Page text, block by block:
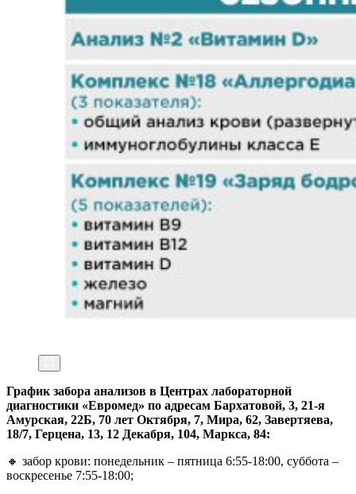
График забора анализов в Центрах лабораторной
диагностики «Евромед» по адресам Бархатовой, 3, 21-я
Амурская, 22Б, 70 лет Октября, 7, Мира, 62, Завертяева,
18/7, Герцена, 13, 12 Декабря, 104, Маркса, 84:
🔸 забор крови: понедельник – пятница 6:55-18:00, суббота –
воскресенье 7:55-18:00;